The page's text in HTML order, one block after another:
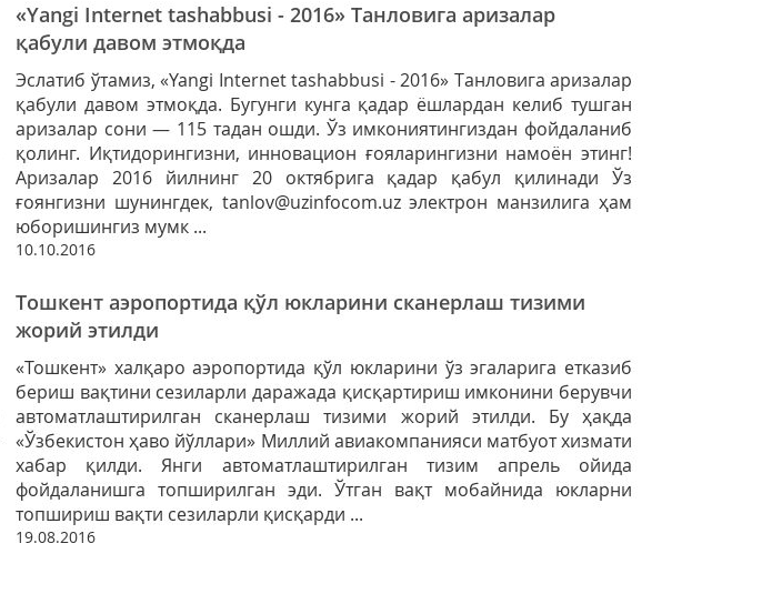
«Yangi Internet tashabbusi - 2016» Танловига аризалар
қабули давом этмоқда
Эслатиб ўтамиз, «Yangi Internet tashabbusi - 2016» Танловига аризалар
қабули давом этмоқда. Бугунги кунга қадар ёшлардан келиб тушган
аризалар сони — 115 тадан ошди. Ўз имкониятингиздан фойдаланиб
қолинг. Иқтидорингизни, инновацион ғояларингизни намоён этинг!
Аризалар 2016 йилнинг 20 октябрига қадар қабул қилинади Ўз
ғоянгизни шунингдек, tanlov@uzinfocom.uz электрон манзилига ҳам
юборишингиз мумк ...
10.10.2016
Тошкент аэропортида қўл юкларини сканерлаш тизими
жорий этилди
«Тошкент» халқаро аэропортида қўл юкларини ўз эгаларига етказиб
бериш вақтини сезиларли даражада қисқартириш имконини берувчи
автоматлаштирилган сканерлаш тизими жорий этилди. Бу ҳақда
«Ўзбекистон ҳаво йўллари» Миллий авиакомпанияси матбуот хизмати
хабар қилди. Янги автоматлаштирилган тизим апрель ойида
фойдаланишга топширилган эди. Ўтган вақт мобайнида юкларни
топшириш вақти сезиларли қисқарди ...
19.08.2016